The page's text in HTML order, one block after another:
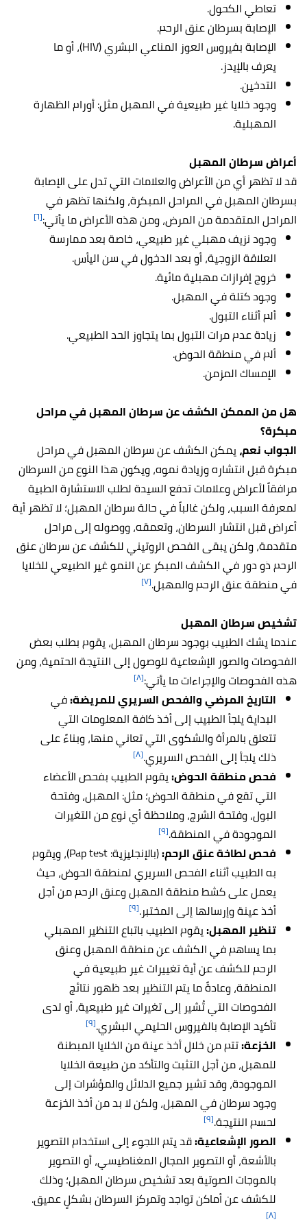
تعاطي الكحول.
الإصابة بسرطان عنق الرحم.
الإصابة بفيروس العوز المناعي البشري (HIV)، أو ما
يعرف بالإيدز.
التدخين.
وجود خلايا غير طبيعية في المهبل مثل: أورام الظهارة
المهبلية.
أعراض سرطان المهبل
قد لا تظهر أي من الأعراض والعلامات التي تدل على الإصابة
بسرطان المهبل في المراحل المبكرة، ولكنها تظهر في
المراحل المتقدمة من المرض، ومن هذه الأعراض ما يأتي:[٦]
وجود نزيف مهبلي غير طبيعي، خاصة بعد ممارسة
العلاقة الزوجية، أو بعد الدخول في سن اليأس.
خروج إفرازات مهبلية مائية.
وجود كتلة في المهبل.
ألم أثناء التبول.
زيادة عدم مرات التبول بما يتجاوز الحد الطبيعي.
ألم في منطقة الحوض.
الإمساك المزمن.
هل من الممكن الكشف عن سرطان المهبل في مراحل
مبكرة؟
الجواب نعم،يمكن الكشف عن سرطان المهبل في مراحل
مبكرة قبل انتشاره وزيادة نموه، ويكون هذا النوع من السرطان
مرافقاً لأعراض وعلامات تدفع السيدة لطلب الاستشارة الطبية
لمعرفة السبب، ولكن غالباً في حالة سرطان المهبل؛ لا تظهر أية
أعراض قبل انتشار السرطان، وتعمقه، ووصوله إلى مراحل
متقدمة، ولكن يبقى الفحص الروتيني للكشف عن سرطان عنق
الرحم ذو دور في الكشف المبكر عن النمو غير الطبيعي للخلايا
في منطقة عنق الرحم والمهبل.[٧]
تشخيص سرطان المهبل
عندما يشك الطبيب بوجود سرطان المهبل، يقوم بطلب بعض
الفحوصات والصور الإشعاعية للوصول إلى النتيجة الحتمية، ومن
هذه الفحوصات والإجراءات ما يأتي:[٨]
التاريخ المرضي والفحص السريري للمريضة:في
البداية يلجأ الطبيب إلى أخذ كافة المعلومات التي
تتعلق بالمرأة والشكوى التي تعاني منها، وبناءً على
ذلك يلجأ إلى الفحص السريري.[٨]
فحص منطقة الحوض:يقوم الطبيب بفحص الأعضاء
التي تقع في منطقة الحوض؛ مثل: المهبل، وفتحة
البول، وفتحة الشرج، وملاحظة أي نوع من التغيرات
الموجودة في المنطقة.[٩]
فحص لطاخة عنق الرحم:
(بالإنجليزية: Pap test)، ويقوم
به الطبيب أثناء الفحص السريري لمنطقة الحوض، حيث
يعمل على كشط منطقة المهبل وعنق الرحم من أجل
أخذ عينة وإرسالها إلى المختبر.[٩]
تنظير المهبل:يقوم الطبيب باتباع التنظير المهبلي
بما يساهم في الكشف عن منطقة المهبل وعنق
الرحم للكشف عن أية تغييرات غير طبيعية في
المنطقة، وعادةً ما يتم التنظير بعد ظهور نتائج
الفحوصات التي تُشير إلى تغيرات غير طبيعية، أو لدى
تأكيد الإصابة بالفيروس الحليمي البشري.[٩]
الخزعة:تتم من خلال أخذ عينة من الخلايا المبطنة
للمهبل، من أجل التثبت والتأكد من طبيعة الخلايا
الموجودة، وقد تشير جميع الدلائل والمؤشرات إلى
وجود سرطان في المهبل، ولكن لا بد من أخذ الخزعة
لحسم النتيجة.[٩]
الصور الإشعاعية:قد يتم اللجوء إلى استخدام التصوير
بالأشعة، أو التصوير المجال المغناطيسي، أو التصوير
بالموجات الصوتية بعد تشخيص سرطان المهبل؛ وذلك
للكشف عن أماكن تواجد وتمركز السرطان بشكلٍ عميق.
[٨]